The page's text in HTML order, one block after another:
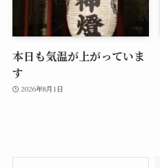
本日も気温が上がっていま
す
2026年8月1日